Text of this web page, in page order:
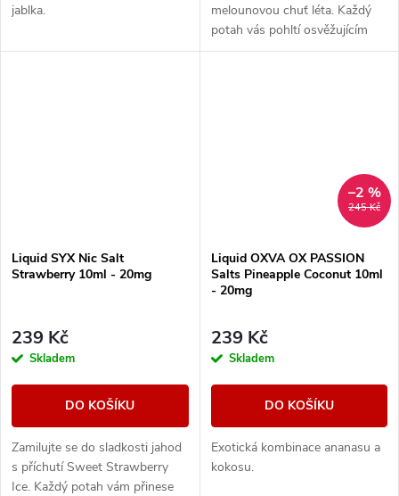
jablka.
melounovou chuť léta. Každý
potah vás pohltí osvěžujícím
ledovým závěrem, který
Liquid SYX Nic Salt
Strawberry 10ml - 20mg
239 Kč
Skladem
DO KOŠÍKU
Zamilujte se do sladkosti jahod
s příchutí Sweet Strawberry
Ice. Každý potah vám přinese
245 Kč
–2 %
Liquid OXVA OX PASSION
Salts Pineapple Coconut 10ml
- 20mg
239 Kč
Skladem
DO KOŠÍKU
Exotická kombinace ananasu a
kokosu.